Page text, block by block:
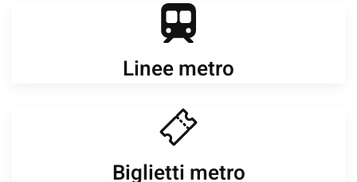
Linee metro
Biglietti metro